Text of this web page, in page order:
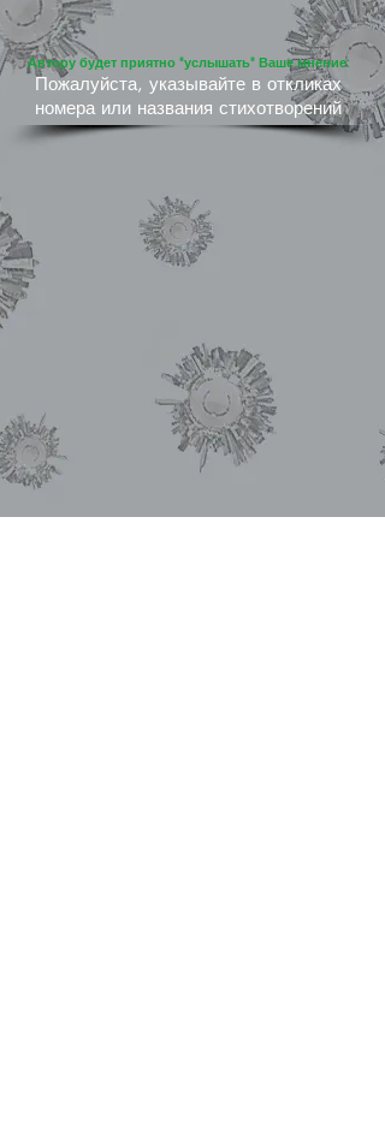
Автору будет приятно "услышать" Ваше мнение:
Пожалуйста, указывайте в откликах
номера или названия стихотворений